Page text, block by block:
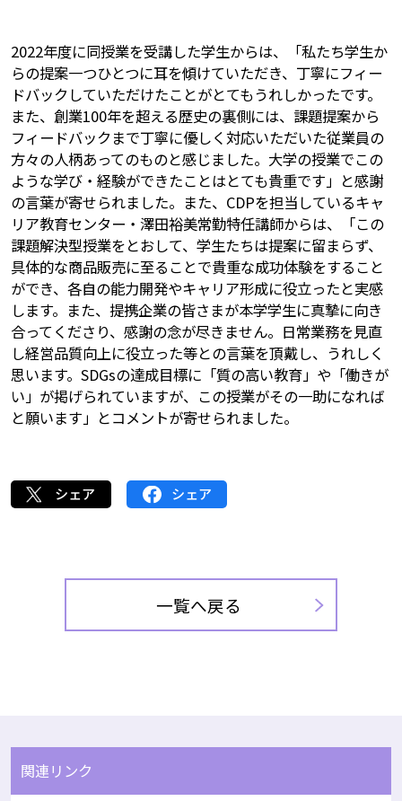
2022年度に同授業を受講した学生からは、「私たち学生か
らの提案一つひとつに耳を傾けていただき、丁寧にフィー
ドバックしていただけたことがとてもうれしかったです。
また、創業100年を超える歴史の裏側には、課題提案から
フィードバックまで丁寧に優しく対応いただいた従業員の
方々の人柄あってのものと感じました。大学の授業でこの
ような学び・経験ができたことはとても貴重です」と感謝
の言葉が寄せられました。また、CDPを担当しているキャ
リア教育センター・澤田裕美常勤特任講師からは、「この
課題解決型授業をとおして、学生たちは提案に留まらず、
具体的な商品販売に至ることで貴重な成功体験をすること
ができ、各自の能力開発やキャリア形成に役立ったと実感
します。また、提携企業の皆さまが本学学生に真摯に向き
合ってくださり、感謝の念が尽きません。日常業務を見直
し経営品質向上に役立った等との言葉を頂戴し、うれしく
思います。SDGsの達成目標に「質の高い教育」や「働きが
い」が掲げられていますが、この授業がその一助になれば
と願います」とコメントが寄せられました。
シェア シェア
一覧へ戻る
関連リンク